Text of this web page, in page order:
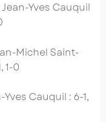
Yves Cauquil
Michel Saint-
1-0
Cauquil : 6-1,